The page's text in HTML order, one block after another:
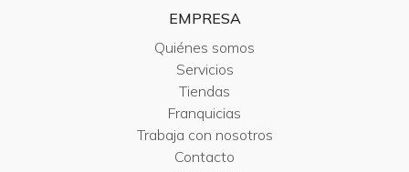
EMPRESA
Quiénes somos
Servicios
Tiendas
Franquicias
Trabaja con nosotros
Contacto